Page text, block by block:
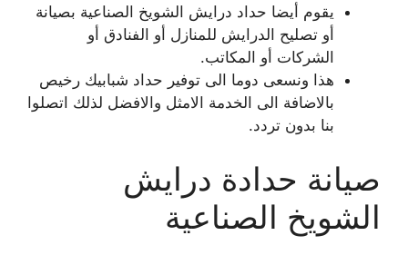
يقوم أيضا حداد درايش الشويخ الصناعية بصيانة
أو تصليح الدرايش للمنازل أو الفنادق أو
الشركات أو المكاتب.
هذا ونسعى دوما الى توفير حداد شبابيك رخيص
بالاضافة الى الخدمة الامثل والافضل لذلك اتصلوا
بنا بدون تردد.
صيانة حدادة درايش
الشويخ الصناعية